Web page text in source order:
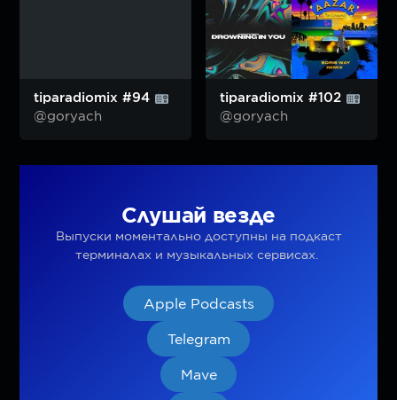
tiparadiomix #94
@goryach
tiparadiomix #102
@goryach
Слушай везде
Выпуски моментально доступны на подкаст
терминалах и музыкальных сервисах.
Apple Podcasts
Telegram
Mave